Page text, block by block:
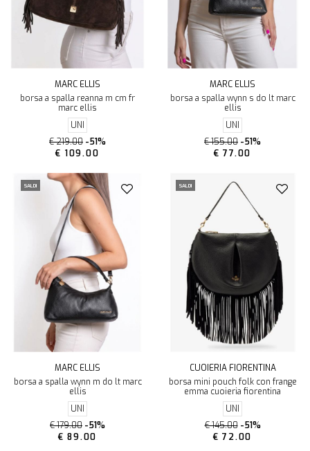
MARC ELLIS
borsa a spalla reanna m cm fr
marc ellis
UNI
€ 219.00 -51%
€ 109.00
MARC ELLIS
borsa a spalla wynn s do lt marc
ellis
UNI
€ 155.00 -51%
€ 77.00
SALDI
MARC ELLIS
borsa a spalla wynn m do lt marc
ellis
UNI
€ 179.00 -51%
€ 89.00
SALDI
CUOIERIA FIORENTINA
borsa mini pouch folk con frange
emma cuoieria fiorentina
UNI
€ 145.00 -51%
€ 72.00